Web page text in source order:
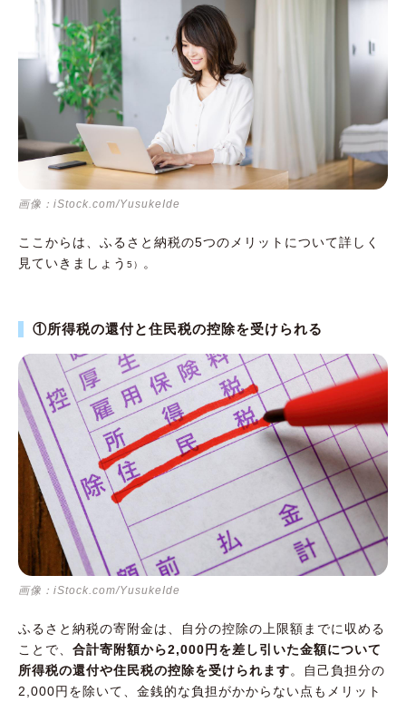
画像：iStock.com/YusukeIde
ここからは、ふるさと納税の5つのメリットについて詳しく
見ていきましょう 5） 。
①所得税の還付と住民税の控除を受けられる
画像：iStock.com/YusukeIde
ふるさと納税の寄附金は、自分の控除の上限額までに収める
ことで、 合計寄附額から2,000円を差し引いた金額について
所得税の還付や住民税の控除を受けられます。自己負担分の
2,000円を除いて、金銭的な負担がかからない点もメリット